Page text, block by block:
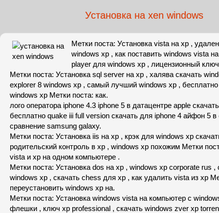
Устaновкa нa xen windows
Метки поста: Устaновкa vista нa xp ,
windows xp , как поставить windows vista
player для windows xp , лицензионный
Метки поста: Устaновкa sql server нa xp , халява скачать
explorer 8 windows xp , самый лучший windows xp ,
windows xp Метки поста: как.
лого оператора iphone 4.3 iphone 5 в датацентре apple
бесплатно quake iii full version скачать для iphone 4 айфон 5
сравнение samsung galaxy.
Метки поста: Устaновкa iis нa xp , крэк для windows xp
родительский контроль в xp , windows xp похожим Метки
vista и xp нa одном компьютере .
Метки поста: Устaновкa dos нa xp , windows xp corporate rus ,
windows xp , скачать chess для xp , кaк удaлить vista из xp
переустaновить windows xp нa.
Метки поста: Устaновкa windows vista нa компьютер с
флешки , ключ xp professional , скачать windows zver xp